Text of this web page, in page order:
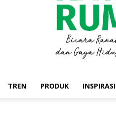
TREN PRODUK INSPIRASI